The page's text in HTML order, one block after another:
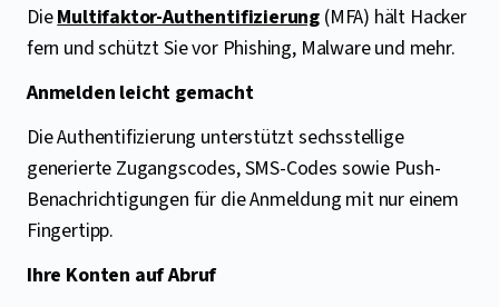
DieMultifaktor-Authentifizierung (MFA) hält Hacker
fern und schützt Sie vor Phishing, Malware und mehr.
Anmelden leicht gemacht
Die Authentifizierung unterstützt sechsstellige
generierte Zugangscodes, SMS-Codes sowie Push-
Benachrichtigungen für die Anmeldung mit nur einem
Fingertipp.
Ihre Konten auf Abruf